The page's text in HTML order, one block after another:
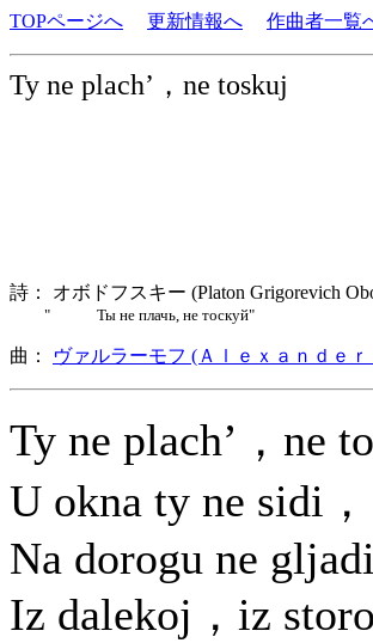
TOPページへ 更新情報へ 作曲者一覧
Ty ne plach’，ne toskuj
詩： オボドフスキー (Platon Grigorevich
" Ты не плачь, не тоскуй"
曲： ヴァルラーモフ (Ａｌｅｘａｎｄｅｒ
Ty ne plach’，ne
U okna ty ne sidi，
Na dorogu ne
Iz dalekoj，iz